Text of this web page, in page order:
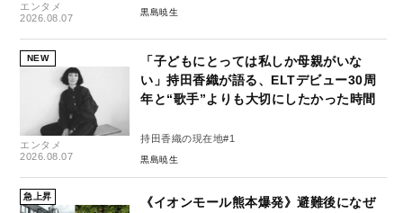
エンタメ
2026.08.07
黒島暁生
NEW
エンタメ
2026.08.07
「子どもにとっては私しか母親がいな
い」持田香織が語る、ELTデビュー30周
年と“歌手”よりも大切にしたかった時間
持田香織の現在地#1
黒島暁生
急上昇
《イオンモール熊本爆発》避難後になぜ